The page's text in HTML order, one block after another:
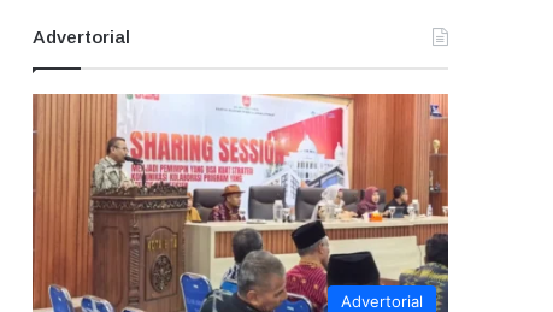
Advertorial
Advertorial